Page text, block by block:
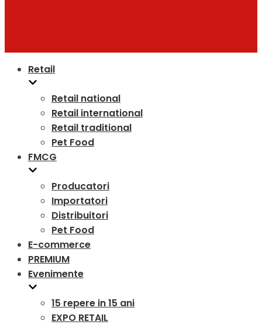
Retail
Retail national
Retail international
Retail traditional
Pet Food
FMCG
Producatori
Importatori
Distribuitori
Pet Food
E-commerce
PREMIUM
Evenimente
15 repere in 15 ani
EXPO RETAIL